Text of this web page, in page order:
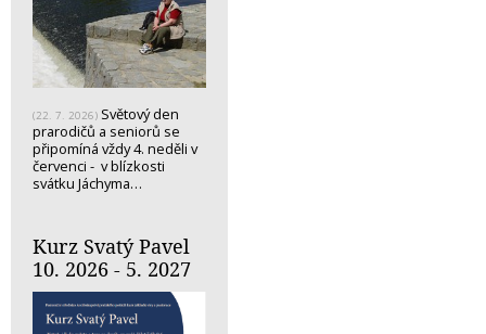
(22. 7. 2026) Světový den
prarodičů a seniorů se
připomíná vždy 4. neděli v
červenci - v blízkosti
svátku Jáchyma…
Kurz Svatý Pavel
10. 2026 - 5. 2027